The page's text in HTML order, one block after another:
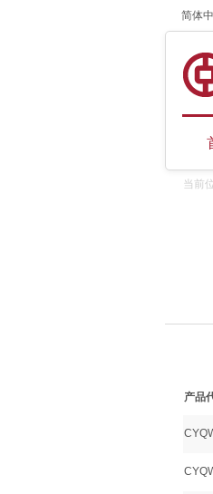
简体
当前
产品